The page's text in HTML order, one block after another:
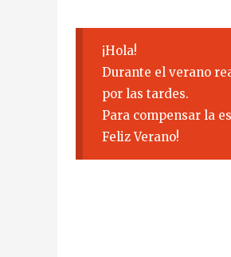
¡Hola!
Durante el verano
por las tardes.
Para compensar la
Feliz Verano!